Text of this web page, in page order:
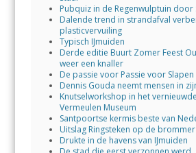
Pubquiz in de Regenwulptuin door
Dalende trend in strandafval
plasticvervuiling
Typisch IJmuiden
Derde editie Buurt Zomer Feest
weer een knaller
De passie voor Passie voor Slapen
Dennis Gouda neemt mensen in
Knutselworkshop in het
Vermeulen Museum
Santpoortse kermis beste van
Uitslag Ringsteken op de brommer
Drukte in de havens van IJmuiden